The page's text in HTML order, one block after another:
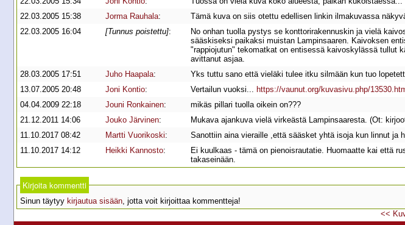
22.03.2005 15:38
Jorma Rauhala:
Tämä kuva on siis otettu edellisen linkin ilmakuvassa
22.03.2005 16:04
[Tunnus poistettu]:
No onhan tuolla pystys se konttorirakennuskin ja vielä
sääskiseksi paikaksi muistan Lampinsaaren. Kaivoksen
"rappiojutun" tekomatkat on entisessä kaivoskylässä tullut
avittanut asjaa.
28.03.2005 17:51
Juho Haapala:
Yks tuttu sano että vieläki tulee itku silmään kun tuo
13.07.2005 20:48
Joni Kontio: Vertailun vuoksi... https://vaunut.org/kuvasivu.php/
04.04.2009 22:18
Jouni Ronkainen:
mikäs pillari tuolla oikein on???
21.12.2011 14:06
Jouko Järvinen:
Mukava ajankuva vielä virkeästä Lampinsaaresta. (Ot:
11.10.2017 08:42
Martti Vuorikoski:
Sanottiin aina vieraille ,että sääsket yhtä isoja kun linnut ja
11.10.2017 14:12
Heikki Kannosto:
Ei kuulkaas - tämä on pienoisrautatie. Huomaatte kai että
takaseinään.
Kirjoita kommentti
Sinun täytyy kirjautua sisään, jotta voit kirjoittaa kommentteja!
<<